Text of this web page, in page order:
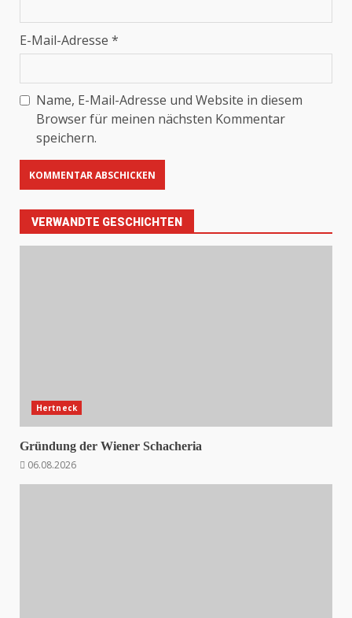
E-Mail-Adresse *
Name, E-Mail-Adresse und Website in diesem
Browser für meinen nächsten Kommentar
speichern.
VERWANDTE GESCHICHTEN
Hertneck
Gründung der Wiener Schacheria
06.08.2026